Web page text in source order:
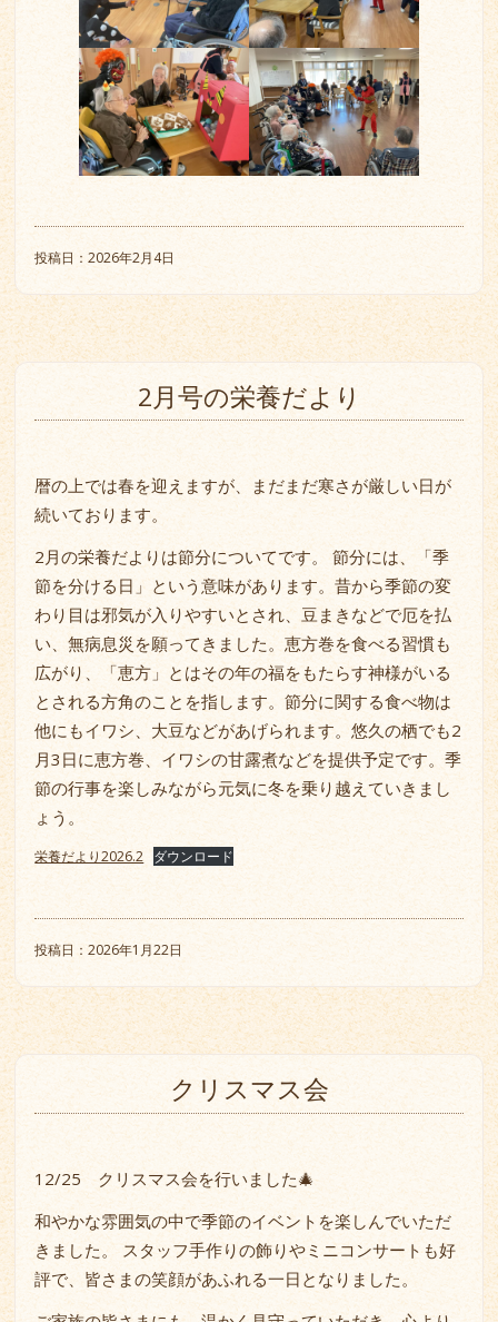
投稿日：2026年2月4日
2月号の栄養だより
暦の上では春を迎えますが、まだまだ寒さが厳しい日が
続いております。
2月の栄養だよりは節分についてです。 節分には、「季
節を分ける日」という意味があります。昔から季節の変
わり目は邪気が入りやすいとされ、豆まきなどで厄を払
い、無病息災を願ってきました。恵方巻を食べる習慣も
広がり、「恵方」とはその年の福をもたらす神様がいる
とされる方角のことを指します。節分に関する食べ物は
他にもイワシ、大豆などがあげられます。悠久の栖でも2
月3日に恵方巻、イワシの甘露煮などを提供予定です。季
節の行事を楽しみながら元気に冬を乗り越えていきまし
ょう。
栄養だより2026.2 ダウンロード
投稿日：2026年1月22日
クリスマス会
12/25 クリスマス会を行いました🎄
和やかな雰囲気の中で季節のイベントを楽しんでいただ
きました。 スタッフ手作りの飾りやミニコンサートも好
評で、皆さまの笑顔があふれる一日となりました。